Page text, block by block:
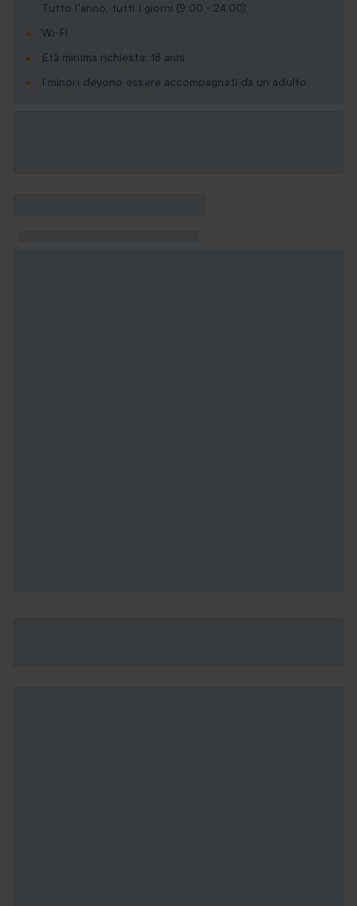
Tutto l'anno, tutti i giorni (9:00 - 24:00)
Wi-Fi
Età minima richiesta: 18 anni
I minori devono essere accompagnati da un adulto